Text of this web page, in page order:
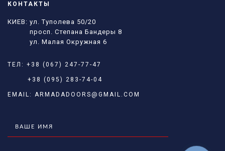
КОНТАКТЫ
КИЕВ: ул. Туполева 50/20
просп. Степана Бандеры 8
ул. Малая Окружная 6
ТЕЛ: +38 (067) 247-77-47
+38 (095) 283-74-04
EMAIL: ARMADADOORS@GMAIL.COM